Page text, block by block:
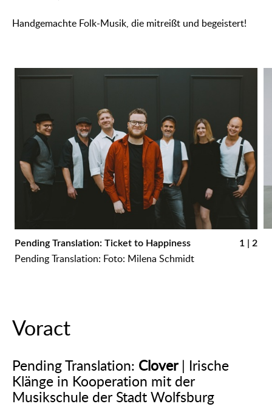
Handgemachte Folk-Musik, die mitreißt und begeistert!
᠎Pending Translation: Ticket to Happiness
᠎Pending Translation: Foto: Milena Schmidt
1 | 2
Voract
᠎Pending Translation: Clover| Irische
Klänge in Kooperation mit der
Musikschule der Stadt Wolfsburg